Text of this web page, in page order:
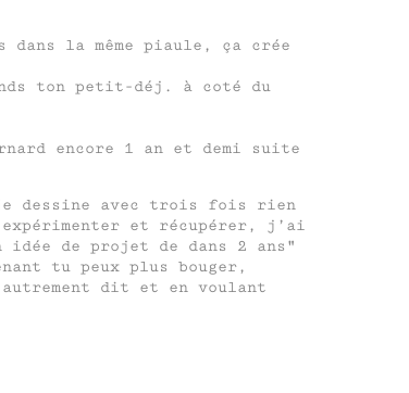
dans la même piaule, ça crée
ton petit-déj. à coté du
encore 1 an et demi suite
dessine avec trois fois rien
et récupérer, j’ai
idée de projet de dans 2 ans
tu peux plus bouger,
dit et en voulant